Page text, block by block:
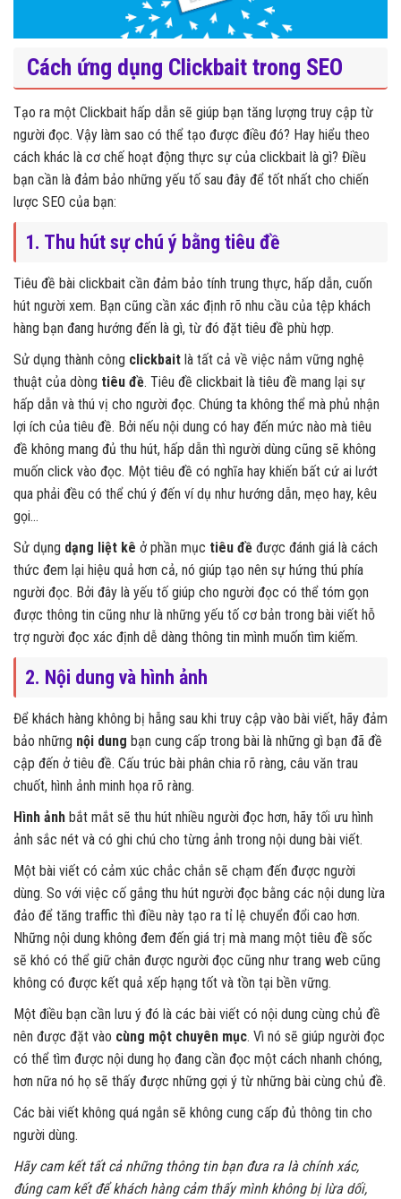
Cách ứng dụng Clickbait trong SEO
Tạo ra một Clickbait hấp dẫn sẽ giúp bạn tăng lượng truy cập từ
người đọc. Vậy làm sao có thể tạo được điều đó? Hay hiểu theo
cách khác là cơ chế hoạt động thực sự của clickbait là gì? Điều
bạn cần là đảm bảo những yếu tố sau đây để tốt nhất cho chiến
lược SEO của bạn:
1. Thu hút sự chú ý bằng tiêu đề
Tiêu đề bài clickbait cần đảm bảo tính trung thực, hấp dẫn, cuốn
hút người xem. Bạn cũng cần xác định rõ nhu cầu của tệp khách
hàng bạn đang hướng đến là gì, từ đó đặt tiêu đề phù hợp.
Sử dụng thành công clickbait là tất cả về việc nắm vững nghệ
thuật của dòng tiêu đề. Tiêu đề clickbait là tiêu đề mang lại sự
hấp dẫn và thú vị cho người đọc. Chúng ta không thể mà phủ nhận
lợi ích của tiêu đề. Bởi nếu nội dung có hay đến mức nào mà tiêu
đề không mang đủ thu hút, hấp dẫn thì người dùng cũng sẽ không
muốn click vào đọc. Một tiêu đề có nghĩa hay khiến bất cứ ai lướt
qua phải đều có thể chú ý đến ví dụ như hướng dẫn, mẹo hay, kêu
gọi…
Sử dụng dạng liệt kê ở phần mục tiêu đề được đánh giá là cách
thức đem lại hiệu quả hơn cả, nó giúp tạo nên sự hứng thú phía
người đọc. Bởi đây là yếu tố giúp cho người đọc có thể tóm gọn
được thông tin cũng như là những yếu tố cơ bản trong bài viết hỗ
trợ người đọc xác định dễ dàng thông tin mình muốn tìm kiếm.
2. Nội dung và hình ảnh
Để khách hàng không bị hẫng sau khi truy cập vào bài viết, hãy đảm
bảo những nội dung bạn cung cấp trong bài là những gì bạn đã đề
cập đến ở tiêu đề. Cấu trúc bài phân chia rõ ràng, câu văn trau
chuốt, hình ảnh minh họa rõ ràng.
Hình ảnh bắt mắt sẽ thu hút nhiều người đọc hơn, hãy tối ưu hình
ảnh sắc nét và có ghi chú cho từng ảnh trong nội dung bài viết.
Một bài viết có cảm xúc chắc chắn sẽ chạm đến được người
dùng. So với việc cố gắng thu hút người đọc bằng các nội dung lừa
đảo để tăng traffic thì điều này tạo ra tỉ lệ chuyển đổi cao hơn.
Những nội dung không đem đến giá trị mà mang một tiêu đề sốc
sẽ khó có thể giữ chân được người đọc cũng như trang web cũng
không có được kết quả xếp hạng tốt và tồn tại bền vững.
Một điều bạn cần lưu ý đó là các bài viết có nội dung cùng chủ đề
nên được đặt vào cùng một chuyên mục. Vì nó sẽ giúp người đọc
có thể tìm được nội dung họ đang cần đọc một cách nhanh chóng,
hơn nữa nó họ sẽ thấy được những gợi ý từ những bài cùng chủ đề.
Các bài viết không quá ngắn sẽ không cung cấp đủ thông tin cho
người dùng.
Hãy cam kết tất cả những thông tin bạn đưa ra là chính xác,
đúng cam kết để khách hàng cảm thấy mình không bị lừa dối,